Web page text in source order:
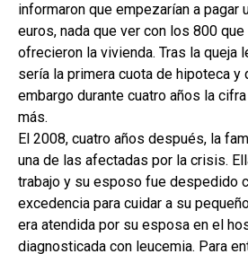
informaron que empezarían a pagar
euros, nada que ver con los 800
ofrecieron la vivienda. Tras la queja
sería la primera cuota de hipoteca y
embargo durante cuatro años la
más.
El 2008, cuatro años después, la
una de las afectadas por la crisis.
trabajo y su esposo fue despedido
excedencia para cuidar a su
era atendida por su esposa en el
diagnosticada con leucemia. Para